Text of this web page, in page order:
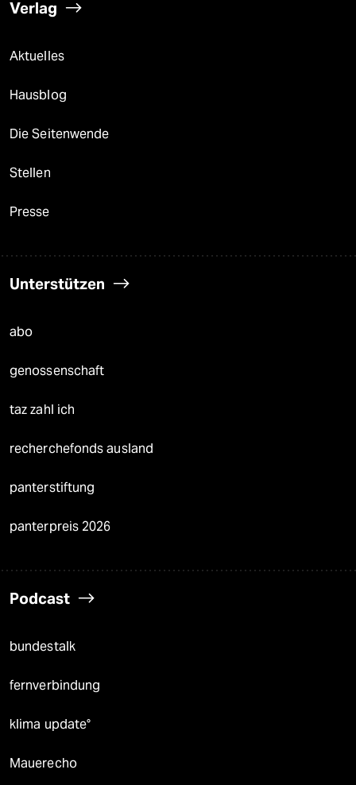
Verlag
Aktuelles
Hausblog
Die Seitenwende
Stellen
Presse
Unterstützen
abo
genossenschaft
taz zahl ich
recherchefonds ausland
panterstiftung
panterpreis 2026
Podcast
bundestalk
fernverbindung
klima update°
Mauerecho